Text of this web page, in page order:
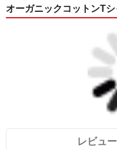
オーガニックコットンT
レビュ